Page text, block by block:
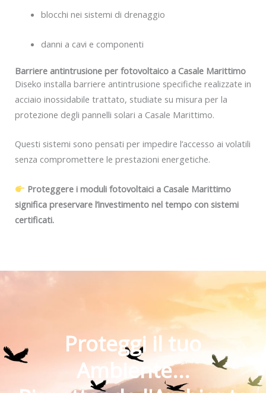
blocchi nei sistemi di drenaggio
danni a cavi e componenti
Barriere antintrusione per fotovoltaico a Casale Marittimo
Diseko installa barriere antintrusione specifiche realizzate in
acciaio inossidabile trattato, studiate su misura per la
protezione degli pannelli solari a Casale Marittimo.
Questi sistemi sono pensati per impedire l’accesso ai volatili
senza compromettere le prestazioni energetiche.
Proteggere i moduli fotovoltaici a Casale Marittimo
significa preservare l’investimento nel tempo con sistemi
certificati.
Proteggi il tuo
Ambiente...